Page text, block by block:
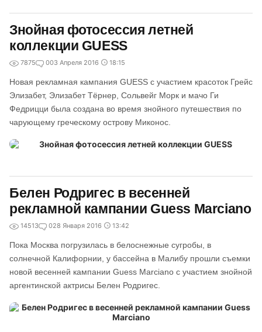
Знойная фотосессия летней
коллекции GUESS
7875 003 Апреля 2016 18:15
Новая рекламная кампания GUESS с участием красоток Грейс
Элизабет, Элизабет Тёрнер, Сольвейг Морк и мачо Ги
Федрицци была создана во время знойного путешествия по
чарующему греческому острову Миконос.
Белен Родригес в весенней
рекламной кампании Guess Marciano
14513 028 Января 2016 13:42
Пока Москва погрузилась в белоснежные сугробы, в
солнечной Калифорнии, у бассейна в Малибу прошли съемки
новой весенней кампании Guess Marciano с участием знойной
аргентинской актрисы Белен Родригес.